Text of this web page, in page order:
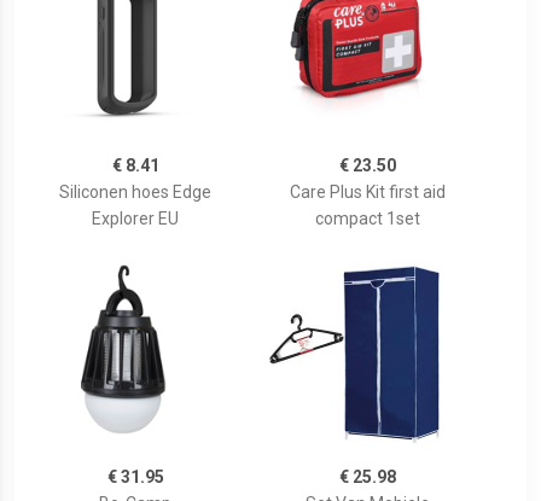
€ 8.41
Siliconen hoes Edge
Explorer EU
€ 23.50
Care Plus Kit first aid
compact 1set
€ 31.95
€ 25.98